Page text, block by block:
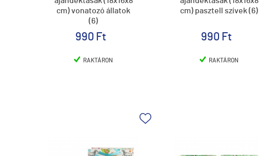
cm) vonatozó állatok
(6)
990 Ft
RAKTÁRON
cm) pasztell szívek (6)
990 Ft
RAKTÁRON